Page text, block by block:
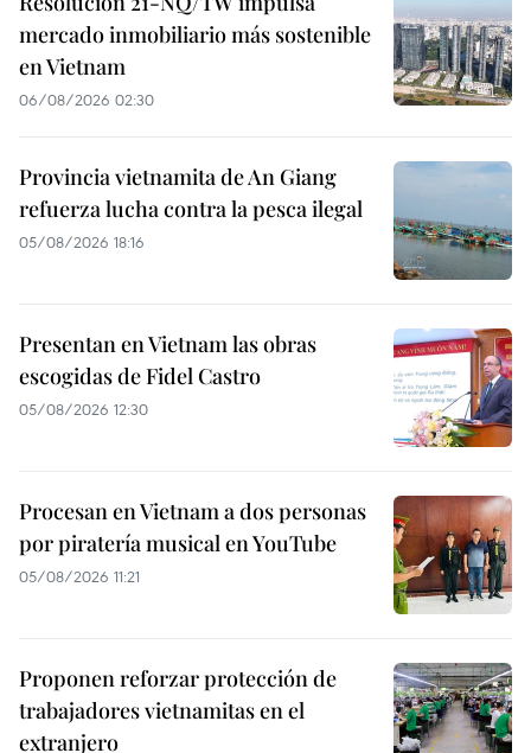
mercado inmobiliario más sostenible
en Vietnam
06/08/2026 02:30
Provincia vietnamita de An Giang
refuerza lucha contra la pesca ilegal
05/08/2026 18:16
Presentan en Vietnam las obras
escogidas de Fidel Castro
05/08/2026 12:30
Procesan en Vietnam a dos personas
por piratería musical en YouTube
05/08/2026 11:21
Proponen reforzar protección de
trabajadores vietnamitas en el
extranjero